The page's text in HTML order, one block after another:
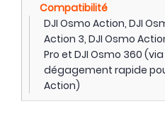
Compatibilité
DJI Osmo Action, DJI
Action 3, DJI Osmo
Pro et DJI Osmo 360
dégagement rapide
Action)